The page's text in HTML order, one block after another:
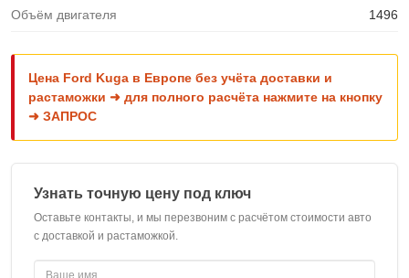
Объём двигателя 1496
Цена Ford Kuga в Европе без учёта доставки и
растаможки ➜ для полного расчёта нажмите на кнопку
➜ ЗАПРОС
Узнать точную цену под ключ
Оставьте контакты, и мы перезвоним с расчётом стоимости авто
с доставкой и растаможкой.